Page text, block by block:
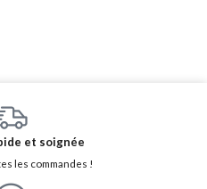
et soignée
les commandes !